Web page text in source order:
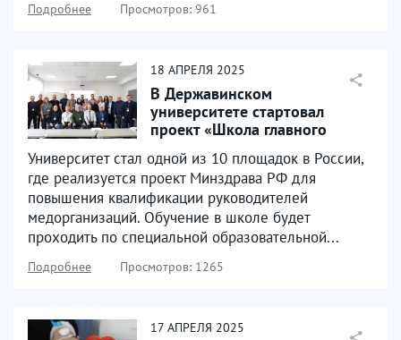
Подробнее Просмотров: 961
18 АПРЕЛЯ 2025
В Державинском
университете стартовал
проект «Школа главного
принимает...
Университет стал одной из 10 площадок в России,
где реализуется проект Минздрава РФ для
повышения квалификации руководителей
медорганизаций. Обучение в школе будет
проходить по специальной образовательной...
Подробнее Просмотров: 1265
17 АПРЕЛЯ 2025